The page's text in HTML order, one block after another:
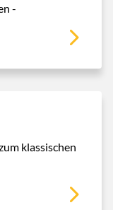
-
klassischen